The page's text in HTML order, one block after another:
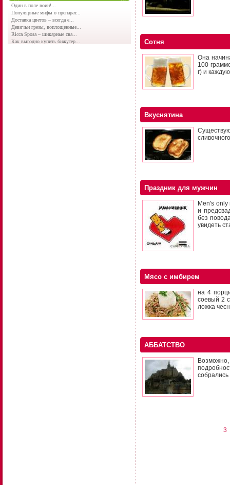
Один в поле воин!...
Популярные мифы о препарат...
Доставка цветов – всегда е...
Девичьи грезы, воплощенные...
Ricca Sposa – шикарные сва...
Как выгодно купить бижутер...
Сотня
Она
100-
г) и
Вкуснятина
Праздник для мужчин
Men's
и
без
увидеть
Мясо с имбирем
на 4
соевый 2
ложка
АББАТСТВО
Возможно,
3